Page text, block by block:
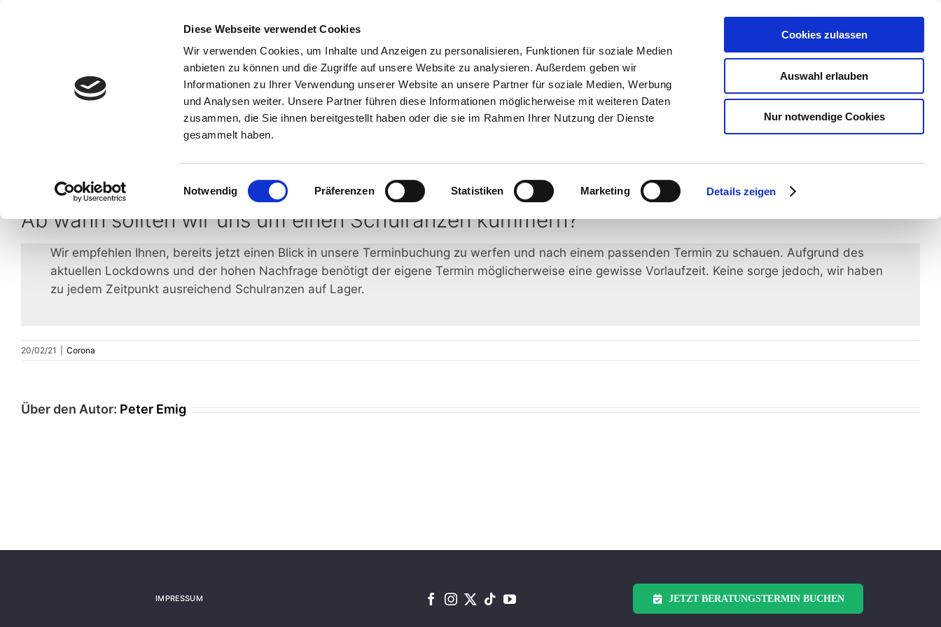
Diese Webseite verwendet Cookies
Wir verwenden Cookies, um Inhalte und Anzeigen zu personalisieren, Funktionen für soziale Medien
anbieten zu können und die Zugriffe auf unsere Website zu analysieren. Außerdem geben wir
Informationen zu Ihrer Verwendung unserer Website an unsere Partner für soziale Medien, Werbung
und Analysen weiter. Unsere Partner führen diese Informationen möglicherweise mit weiteren Daten
zusammen, die Sie ihnen bereitgestellt haben oder die sie im Rahmen Ihrer Nutzung der Dienste
gesammelt haben.
Einwilligungsauswahl
Notwendig Präferenzen Statistiken Marketing Details zeigen
Cookies zulassen
Auswahl erlauben
Nur notwendige Cookies
Haßlocher Str. 26 – 65428 Rüsselsheim
Startseite Sortiment Schulranzen
Über uns
Schulliste
BUCHEN
Ab wann sollten wir uns um einen Schulranzen kümmern?
Wir empfehlen Ihnen, bereits jetzt einen Blick in unsere Terminbuchung zu werfen und nach einem passenden Termin zu schauen. Aufgrund des
aktuellen Lockdowns und der hohen Nachfrage benötigt der eigene Termin möglicherweise eine gewisse Vorlaufzeit. Keine sorge jedoch, wir haben
zu jedem Zeitpunkt ausreichend Schulranzen auf Lager.
20/02/21 Corona
Über den Autor: Peter Emig
IMPRESSUM JETZT BERATUNGSTERMIN BUCHEN